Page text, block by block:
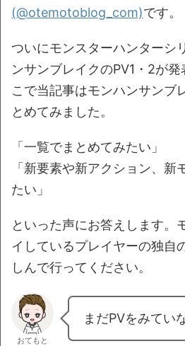
(@otemotoblog_com)です。
ついにモンスターハンターシ
ンサンブレイクのPV1・2が
こで当記事はモンハンサンブ
とめてみました。
「一覧でまとめてみたい」
「新要素や新アクション、新
たい」
といった声にお答えします。
イしているプレイヤーの独自
しんで行ってください。
おてもと
まだPVをみてい